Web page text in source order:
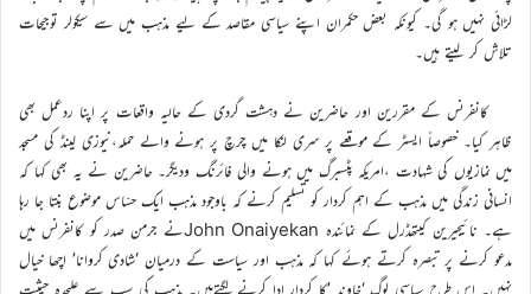
لڑائی نہیں ہو گی۔ کیونکہ بعض حکمران اپنے سیاسی مقاصد کے لیے مذہب میں سے سیکولر توجیحات
تلاش کر لیتے ہیں۔
کانفرنس کے مقررین اور حاضرین نے دہشت گردی کے حالیہ واقعات پر اپنا ردعمل بھی
ظاہر کیا۔ خصوصاً ایسٹر کے موقعے پر سری لنکا میں چرچ پر ہونے والے حملہ،نیوزی لینڈ کی مسجد
میں نمازیوں کی شہادت ،امریکہ پٹسبرگ میں ہونے والی فائرنگ ودیگر۔ حاضرین نے یہ بھی کہا کہ
انسانی زندگی میں مذہب کے اہم کردار کو تسلیم کرنے کہ باوجود مذہب ایک حسّاس موضوع بنتا جا رہا
ہے۔ نائیجیرین کیتھڈرل کے نمائندہ John Onaiyekanنے جرمن صدر کو کانفرنس میں
مدعو کرنے پر تبصرہ کرتے ہوئے کہا کہ مذہب اور سیاست کے درمیان ‘شادی کروانا’ اچھا خیال
نہیں۔ اس طرح سیاسی لوگ ‘خاوند ’کا کردار ادا کرنے لگتےہیں۔ مذہب کی سب سے علیحدہ حیثیت